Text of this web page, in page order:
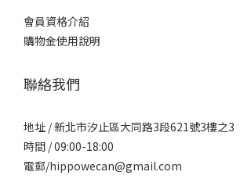
會員資格介紹
購物金使用說明
聯絡我們
地址 / 新北市汐止區大同路3段621號3樓之3
時間 / 09:00-18:00
電郵/hippowecan@gmail.com